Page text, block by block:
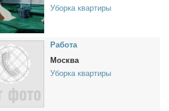
Уборка квартиры
Ра­бо­та
Москва
Уборка квартиры